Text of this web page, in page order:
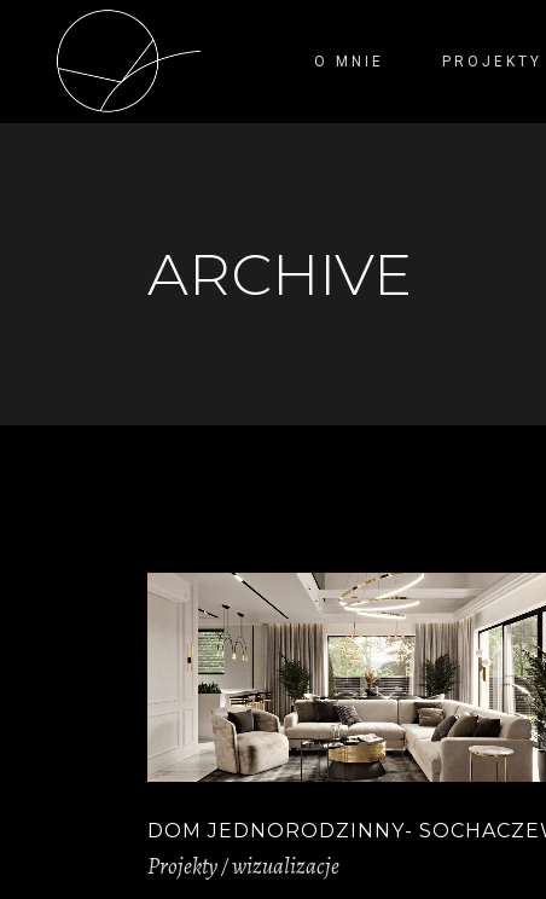
O MNIE PROJEKTY
ARCHIVE
DOM JEDNORODZINNY-
Projekty / wizualizacje